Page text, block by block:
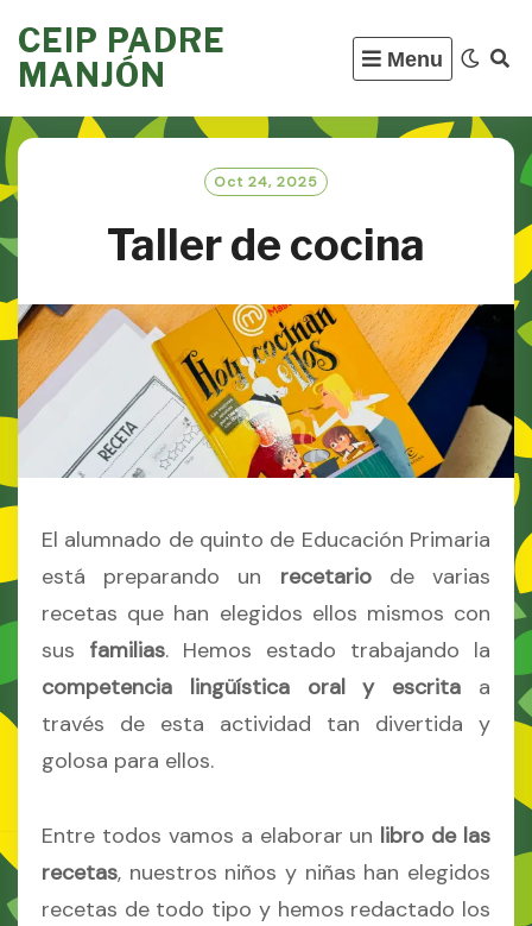
to
content
CEIP PADRE
MANJÓN
Menu
Oct 24, 2025
Taller de cocina
El alumnado de quinto de Educación Primaria
está preparando un recetariode varias
recetas que han elegidos ellos mismos con
sus familias. Hemos estado trabajando la
competencia lingüística oral y escrita a
través de esta actividad tan divertida y
golosa para ellos.
Entre todos vamos a elaborar un libro de las
recetas, nuestros niños y niñas han elegidos
recetas de todo tipo y hemos redactado los